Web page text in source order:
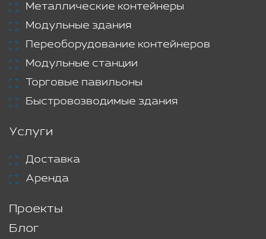
Металлические контейнеры
Модульные здания
Переоборудование контейнеров
Модульные станции
Торговые павильоны
Быстровозводимые здания
Услуги
Доставка
Аренда
Проекты
Блог